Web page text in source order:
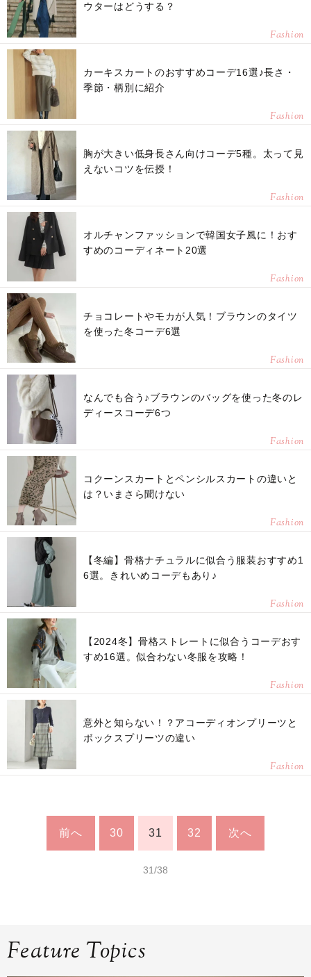
ウターはどうする？
Fashion
カーキスカートのおすすめコーデ16選♪長さ・
季節・柄別に紹介
Fashion
胸が大きい低身長さん向けコーデ5種。太って見
えないコツを伝授！
Fashion
オルチャンファッションで韓国女子風に！おす
すめのコーディネート20選
Fashion
チョコレートやモカが人気！ブラウンのタイツ
を使った冬コーデ6選
Fashion
なんでも合う♪ブラウンのバッグを使った冬のレ
ディースコーデ6つ
Fashion
コクーンスカートとペンシルスカートの違いと
は？いまさら聞けない
Fashion
【冬編】骨格ナチュラルに似合う服装おすすめ1
6選。きれいめコーデもあり♪
Fashion
【2024冬】骨格ストレートに似合うコーデおす
すめ16選。似合わない冬服を攻略！
Fashion
意外と知らない！？アコーディオンプリーツと
ボックスプリーツの違い
Fashion
前へ 30 31 32 次へ
31/38
Feature Topics